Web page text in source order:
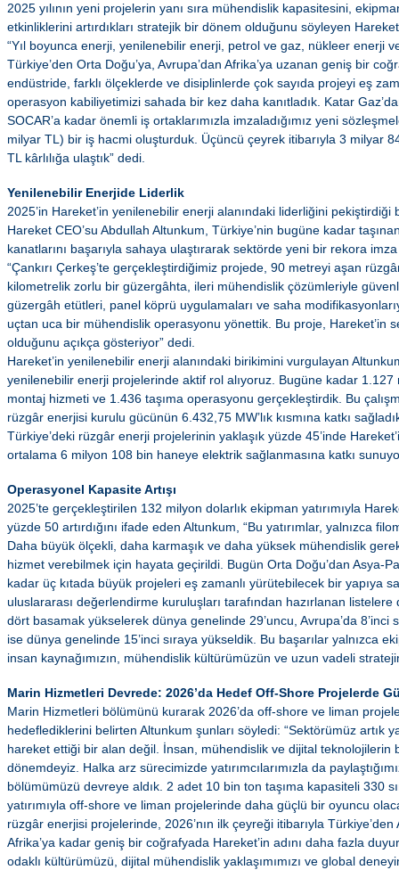
2025 yılının yeni projelerin yanı sıra mühendislik kapasitesini,
etkinliklerini artırdıkları stratejik bir dönem olduğunu söyleyen
“Yıl boyunca enerji, yenilenebilir enerji, petrol ve gaz, nükleer enerji
Türkiye’den Orta Doğu’ya, Avrupa’dan Afrika’ya uzanan geniş bir
endüstride, farklı ölçeklerde ve disiplinlerde çok sayıda projeyi eş
operasyon kabiliyetimizi sahada bir kez daha kanıtladık. Katar
SOCAR’a kadar önemli iş ortaklarımızla imzaladığımız yeni
milyar TL) bir iş hacmi oluşturduk. Üçüncü çeyrek itibarıyla 3 milyar
TL kârlılığa ulaştık” dedi.
Yenilenebilir Enerjide Liderlik
2025’in Hareket’in yenilenebilir enerji alanındaki liderliğini pekiştirdiği
Hareket CEO’su Abdullah Altunkum, Türkiye’nin bugüne kadar
kanatlarını başarıyla sahaya ulaştırarak sektörde yeni bir rekora imza
“Çankırı Çerkeş’te gerçekleştirdiğimiz projede, 90 metreyi aşan
kilometrelik zorlu bir güzergâhta, ileri mühendislik çözümleriyle
güzergâh etütleri, panel köprü uygulamaları ve saha
uçtan uca bir mühendislik operasyonu yönettik. Bu proje, Hareket’in
olduğunu açıkça gösteriyor” dedi.
Hareket’in yenilenebilir enerji alanındaki birikimini vurgulayan
yenilenebilir enerji projelerinde aktif rol alıyoruz. Bugüne kadar
montaj hizmeti ve 1.436 taşıma operasyonu gerçekleştirdik. Bu
rüzgâr enerjisi kurulu gücünün 6.432,75 MW’lık kısmına katkı
Türkiye’deki rüzgâr enerji projelerinin yaklaşık yüzde 45’inde
ortalama 6 milyon 108 bin haneye elektrik sağlanmasına katkı
Operasyonel Kapasite Artışı
2025’te gerçekleştirilen 132 milyon dolarlık ekipman yatırımıyla
yüzde 50 artırdığını ifade eden Altunkum, “Bu yatırımlar, yalnızca
Daha büyük ölçekli, daha karmaşık ve daha yüksek mühendislik
hizmet verebilmek için hayata geçirildi. Bugün Orta Doğu’dan Asya-
kadar üç kıtada büyük projeleri eş zamanlı yürütebilecek bir yapıya
uluslararası değerlendirme kuruluşları tarafından hazırlanan
dört basamak yükselerek dünya genelinde 29’uncu, Avrupa’da 8’inci
ise dünya genelinde 15’inci sıraya yükseldik. Bu başarılar yalnızca
insan kaynağımızın, mühendislik kültürümüzün ve uzun vadeli
Marin Hizmetleri Devrede: 2026’da Hedef Off-Shore Projelerde
Marin Hizmetleri bölümünü kurarak 2026’da off-shore ve liman
hedeflediklerini belirten Altunkum şunları söyledi: “Sektörümüz artık
hareket ettiği bir alan değil. İnsan, mühendislik ve dijital teknolojilerin
dönemdeyiz. Halka arz sürecimizde yatırımcılarımızla da
bölümümüzü devreye aldık. 2 adet 10 bin ton taşıma kapasiteli 330
yatırımıyla off-shore ve liman projelerinde daha güçlü bir oyuncu
rüzgâr enerjisi projelerinde, 2026’nın ilk çeyreği itibarıyla Türkiye’den
Afrika’ya kadar geniş bir coğrafyada Hareket’in adını daha fazla
odaklı kültürümüzü, dijital mühendislik yaklaşımımızı ve global